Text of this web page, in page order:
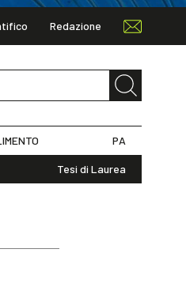
Redazione
PA
Tesi di Laurea